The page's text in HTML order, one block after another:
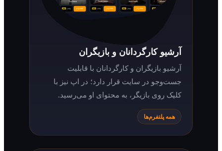
آرشیو کارگردانان و بازیگران
آرشیو بازیگران و کارگردانان با قابلیت
جست‌وجو در سایت قرار دارد؛ در اپ نیز با
کلیک روی بازیگر، به محتوای او می‌رسید.
همه پلتفرم‌ها